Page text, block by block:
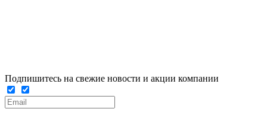
Подпишитесь на свежие новости и акции компании